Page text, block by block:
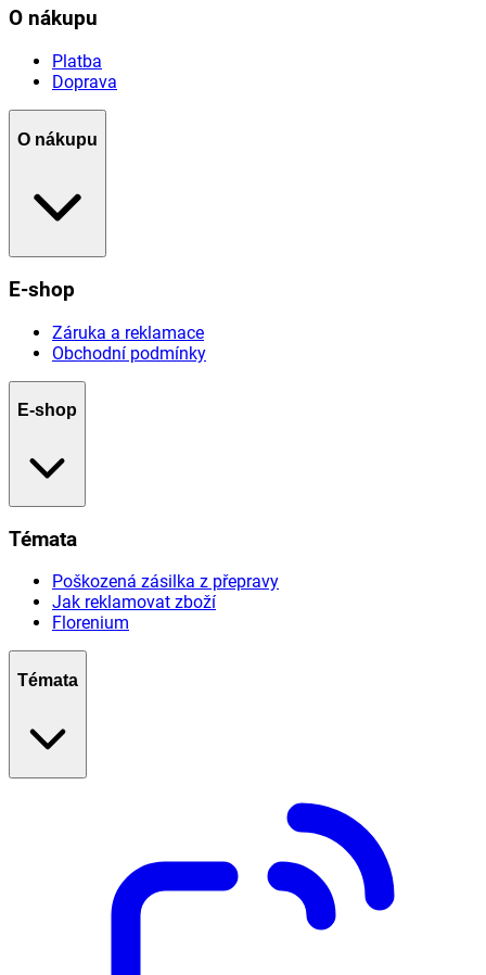
O nákupu
Platba
Doprava
O nákupu
E-shop
Záruka a reklamace
Obchodní podmínky
E-shop
Témata
Poškozená zásilka z přepravy
Jak reklamovat zboží
Florenium
Témata